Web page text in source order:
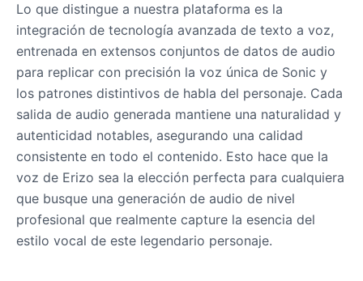
Lo que distingue a nuestra plataforma es la
integración de tecnología avanzada de texto a voz,
entrenada en extensos conjuntos de datos de audio
para replicar con precisión la voz única de Sonic y
los patrones distintivos de habla del personaje. Cada
salida de audio generada mantiene una naturalidad y
autenticidad notables, asegurando una calidad
consistente en todo el contenido. Esto hace que la
voz de Erizo sea la elección perfecta para cualquiera
que busque una generación de audio de nivel
profesional que realmente capture la esencia del
estilo vocal de este legendario personaje.